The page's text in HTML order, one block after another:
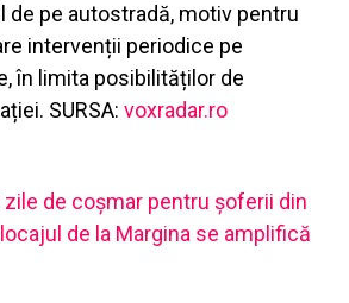
de pe autostradă, motiv pentru
intervenții periodice pe
în limita posibilităților de
SURSA: voxradar.ro
de coșmar pentru șoferii din
de la Margina se amplifică